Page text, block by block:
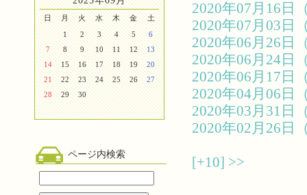
日 月 火 水 木 金
土
1
2 3 4 5
6
7
8 9 10 11 12
13
14
15 16 17 18 19
20
21
22 23 24 25 26
27
28
29 30
ページ内検索
2020年07月16
2020年07月03
2020年06月26
2020年06月24
2020年06月17
2020年04月06
2020年03月31
2020年02月26
[+10] >>